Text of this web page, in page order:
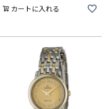
カートに入れる